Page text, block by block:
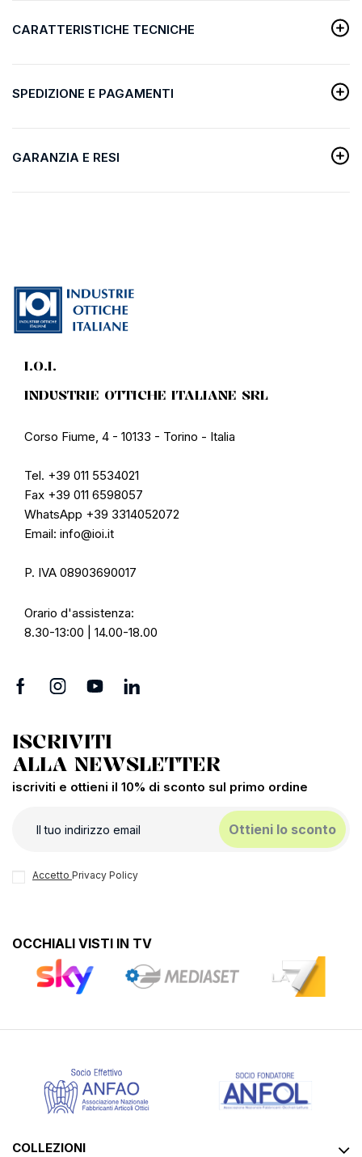
CARATTERISTICHE TECNICHE
SPEDIZIONE E PAGAMENTI
GARANZIA E RESI
I.O.I.
INDUSTRIE OTTICHE ITALIANE SRL
Corso Fiume, 4 - 10133 - Torino - Italia
Tel. +39 011 5534021
Fax +39 011 6598057
WhatsApp +39 3314052072
Email: info@ioi.it
P. IVA 08903690017
Orario d'assistenza:
8.30-13:00 | 14.00-18.00
ISCRIVITI
ALLA NEWSLETTER
iscriviti e ottieni il 10% di sconto sul primo ordine
Ottieni lo sconto
Accetto Privacy Policy
OCCHIALI VISTI IN TV
COLLEZIONI